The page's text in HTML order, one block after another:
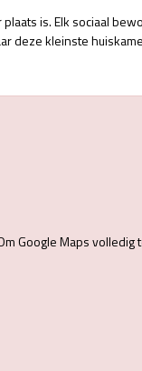
plaats is. Elk sociaal
deze kleinste
Google Maps